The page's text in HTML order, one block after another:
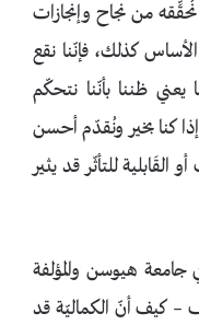
من نجاح وإنجازات
كذلك، فإنّنا نقع
يعني ظننا بأنّنا نتحكّم
كنا بخير ونُقدّم أحسن
للتأثّر قد يثير
هيوسن والمؤلفة
– كيف أنّ الكماليّة قد